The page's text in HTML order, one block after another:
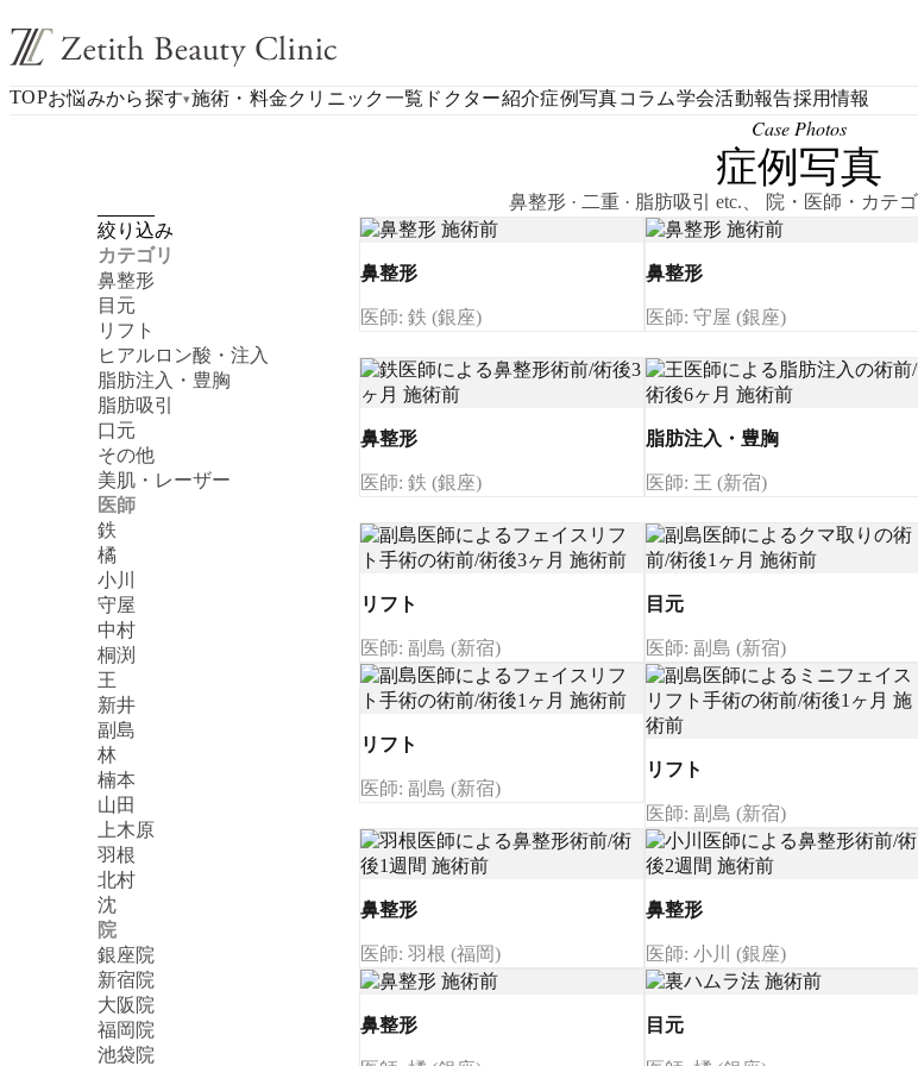
TOPお悩みから探す▾施術・料金クリニック一覧 ドクター紹介症例写真コラム学会活動報告採用情報
Case Photos
症例写真
鼻整形 · 二重 · 脂肪吸引 etc.、 院・医師・カテ
絞り込み
カテゴリ
鼻整形
目元
リフト
ヒアルロン酸・注入
脂肪注入・豊胸
脂肪吸引
口元
その他
美肌・レーザー
医師
鉄
橘
小川
守屋
中村
桐渕
王
新井
副島
林
楠本
山田
上木原
羽根
北村
沈
院
銀座院
新宿院
大阪院
福岡院
池袋院
鼻整形
医師: 鉄 (銀座)
鼻整形
医師: 守屋 (銀座)
鼻整形
医師: 鉄 (銀座)
脂肪注入・豊胸
医師: 王 (新宿)
リフト
医師: 副島 (新宿)
目元
医師: 副島 (新宿)
リフト
医師: 副島 (新宿)
リフト
医師: 副島 (新宿)
鼻整形
医師: 羽根 (福岡)
鼻整形
医師: 小川 (銀座)
鼻整形 目元